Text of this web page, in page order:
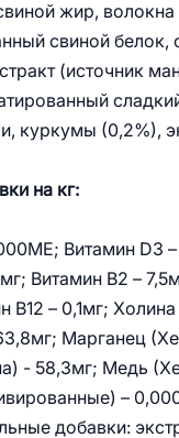
жир, волокна
свиной
(источник
куркумы (0,2%),
на кг:
Витамин D3
Витамин В2 –
В12 – 0,1мг;
Марганец
- 58,3мг; Медь
–
добавки: